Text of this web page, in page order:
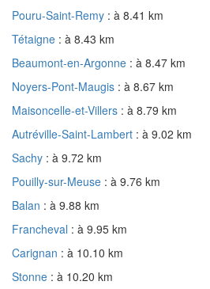
Pouru-Saint-Remy : à 8.41 km
Tétaigne : à 8.43 km
Beaumont-en-Argonne : à 8.47 km
Noyers-Pont-Maugis : à 8.67 km
Maisoncelle-et-Villers : à 8.79 km
Autréville-Saint-Lambert : à 9.02 km
Sachy : à 9.72 km
Pouilly-sur-Meuse : à 9.76 km
Balan : à 9.88 km
Francheval : à 9.95 km
Carignan : à 10.10 km
Stonne : à 10.20 km